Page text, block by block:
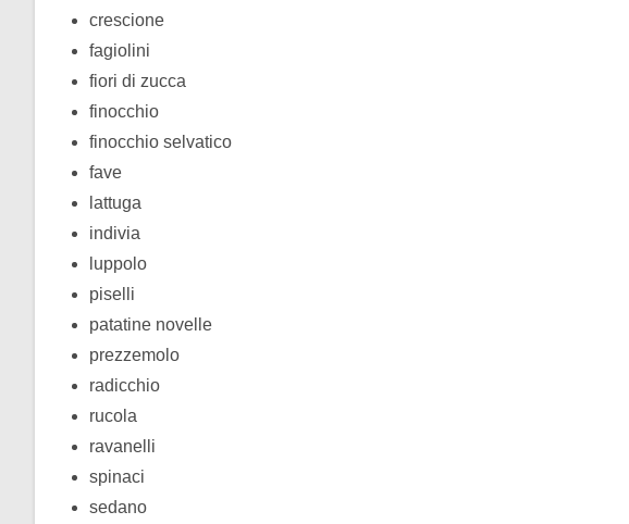
crescione
fagiolini
fiori di zucca
finocchio
finocchio selvatico
fave
lattuga
indivia
luppolo
piselli
patatine novelle
prezzemolo
radicchio
rucola
ravanelli
spinaci
sedano